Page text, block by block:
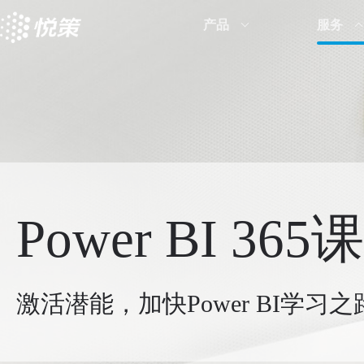
产品 服务
Power BI 365
激活潜能，加快Power BI学习之